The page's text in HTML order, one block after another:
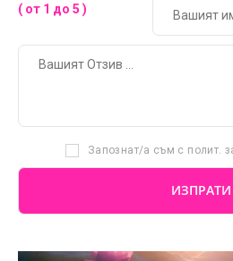
( от 1 до 5 )
Запознат/а съм с полит.